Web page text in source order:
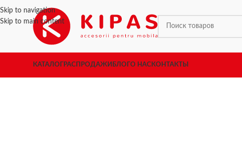
Skip to navigation
Skip to main content
КАТАЛОГРАСПРОДАЖИ БЛОГО НАСКОНТАКТЫ